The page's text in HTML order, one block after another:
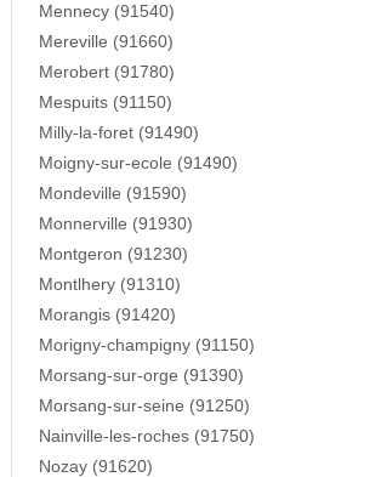
Mennecy (91540)
Mereville (91660)
Merobert (91780)
Mespuits (91150)
Milly-la-foret (91490)
Moigny-sur-ecole (91490)
Mondeville (91590)
Monnerville (91930)
Montgeron (91230)
Montlhery (91310)
Morangis (91420)
Morigny-champigny (91150)
Morsang-sur-orge (91390)
Morsang-sur-seine (91250)
Nainville-les-roches (91750)
Nozay (91620)